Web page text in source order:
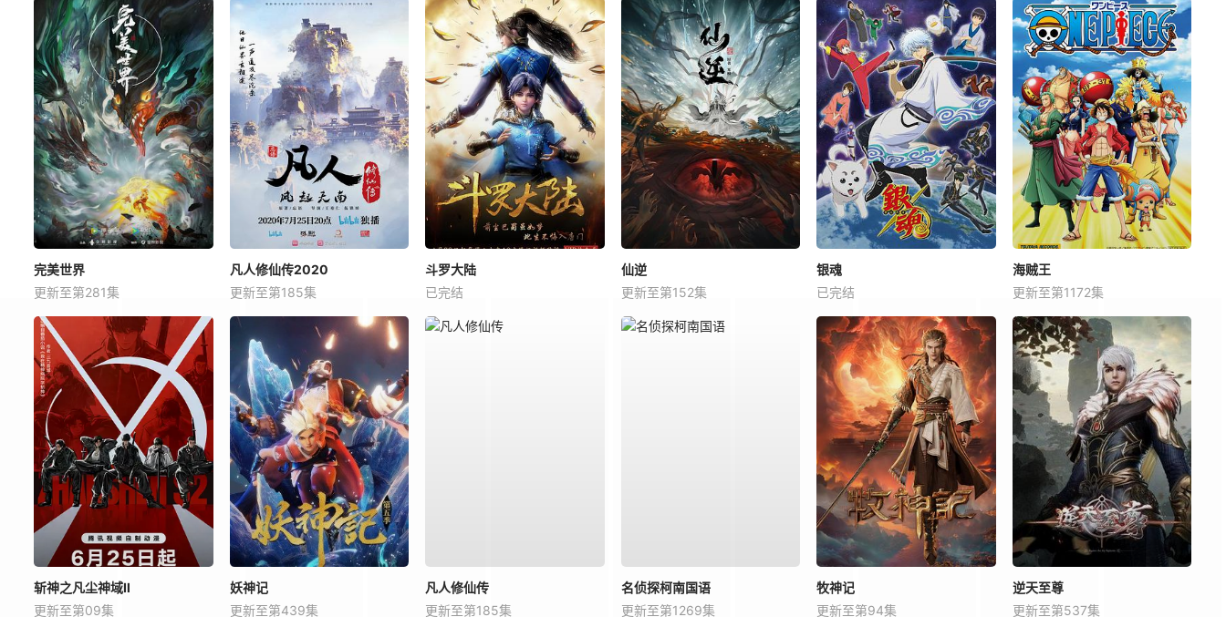
完美世界
更新至第281集
凡人修仙传2020
更新至第185集
斗罗大陆
已完结
仙逆
更新至第152集
银魂
已完结
海贼王
更新至第1172集
斩神之凡尘神域Ⅱ
更新至第09集
妖神记
更新至第439集
凡人修仙传
更新至第185集
名侦探柯南国语
更新至第1269集
牧神记
更新至第94集
逆天至尊
更新至第537集